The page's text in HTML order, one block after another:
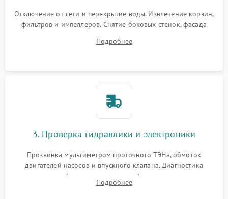
Отключение от сети и перекрытие воды. Извлечение корзин,
фильтров и импеллеров. Снятие боковых стенок, фасада
циркуляционному насосу, ТЭНу и сливной помпе.
Подробнее
3. Проверка гидравлики и электроники
Прозвонка мультиметром проточного ТЭНа, обмоток
двигателей насосов и впускного клапана. Диагностика
прессостата (датчика уровня воды), датчика мутности,
концевика дверцы и электронного модуля управления.
Подробнее